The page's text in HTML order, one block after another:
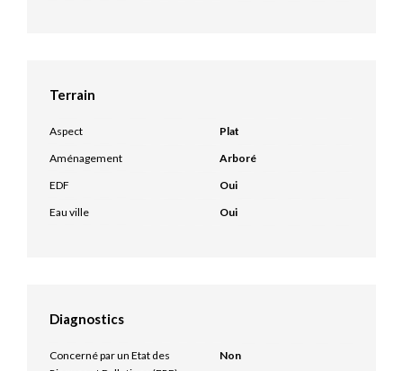
Terrain
Aspect
Plat
Aménagement
Arboré
EDF
Oui
Eau ville
Oui
Diagnostics
Concerné par un Etat des
Non